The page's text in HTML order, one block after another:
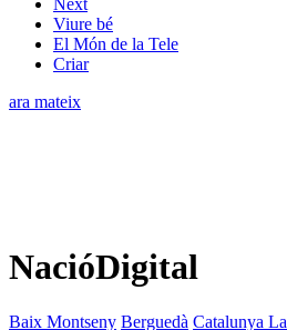
Viure bé
El Món de la Tele
Criar
ara mateix
NacióDigital
Baix Montseny Berguedà Catalunya